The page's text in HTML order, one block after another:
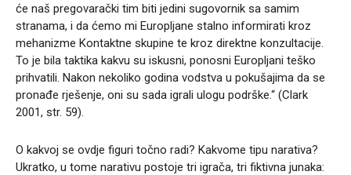
će naš pregovarački tim biti jedini sugovornik sa samim
stranama, i da ćemo mi Europljane stalno informirati kroz
mehanizme Kontaktne skupine te kroz direktne konzultacije.
To je bila taktika kakvu su iskusni, ponosni Europljani teško
prihvatili. Nakon nekoliko godina vodstva u pokušajima da se
pronađe rješenje, oni su sada igrali ulogu podrške.“ (Clark
2001, str. 59).
O kakvoj se ovdje figuri točno radi? Kakvome tipu narativa?
Ukratko, u tome narativu postoje tri igrača, tri fiktivna junaka: